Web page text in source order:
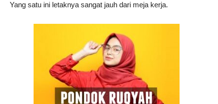
Yang satu ini letaknya sangat jauh dari meja kerja.